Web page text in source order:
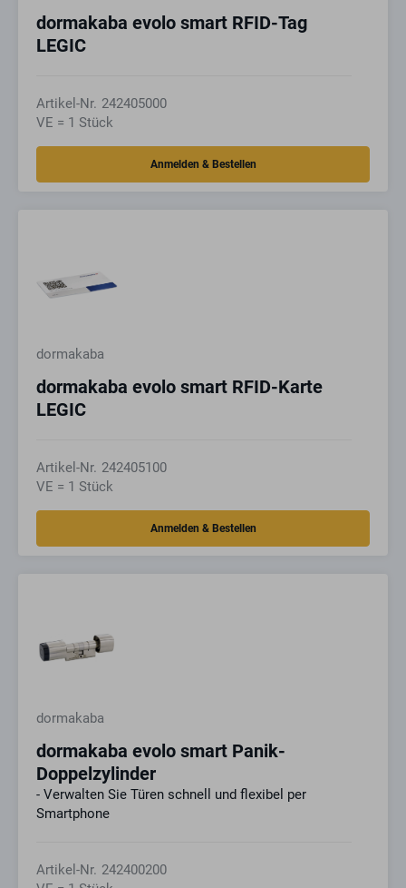
dormakaba evolo smart RFID-Tag
LEGIC
Artikel-Nr. 242405000
VE = 1 Stück
dormakaba
dormakaba evolo smart RFID-Karte
LEGIC
Artikel-Nr. 242405100
VE = 1 Stück
dormakaba
dormakaba evolo smart Panik-
Doppelzylinder
- Verwalten Sie Türen schnell und flexibel per
Smartphone
Artikel-Nr. 242400200